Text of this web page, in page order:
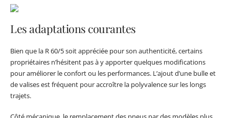
Les adaptations courantes
Bien que la R 60/5 soit appréciée pour son authenticité, certains
propriétaires n’hésitent pas à y apporter quelques modifications
pour améliorer le confort ou les performances. L’ajout d’une bulle et
de valises est fréquent pour accroître la polyvalence sur les longs
trajets.